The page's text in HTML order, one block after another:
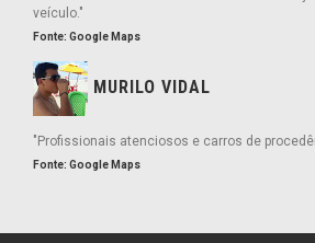
veículo."
Fonte: Google Maps
MURILO VIDAL
"Profissionais atenciosos e carros de
Fonte: Google Maps